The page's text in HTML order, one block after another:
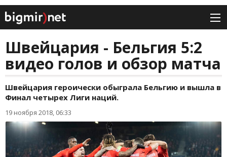
Швейцария - Бельгия 5:2
видео голов и обзор матча
Швейцария героически обыграла Бельгию и вышла в
Финал четырех Лиги наций.
19 ноября 2018, 06:33